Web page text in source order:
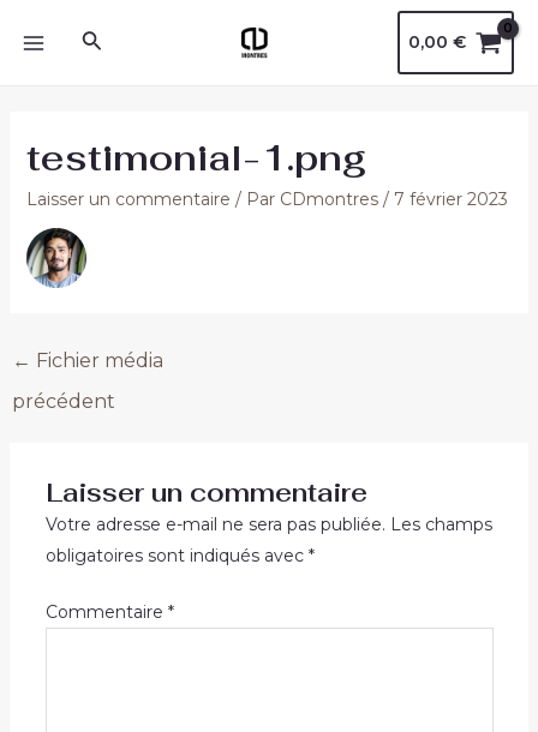
Rechercher 0,00€
testimonial-1.png
Laisser un commentaire / Par CDmontres / 7 février 2023
des
← Fichier média
précédent
Laisser un commentaire
Votre adresse e-mail ne sera pas publiée. Les champs
obligatoires sont indiqués avec *
Commentaire *